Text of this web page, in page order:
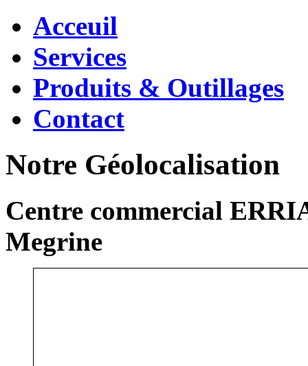
Acceuil
Services
Produits & Outillages
Contact
Notre Géolocalisation
Centre commercial
Megrine